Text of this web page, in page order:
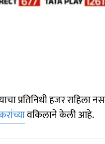
प्रतिनिधी हजर राहिला
वकिलाने केली आहे.